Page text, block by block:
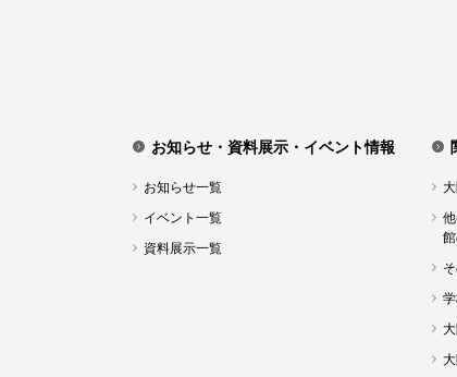
お知らせ・資料展示・イベント情報
お知らせ一覧
イベント一覧
資料展示一覧